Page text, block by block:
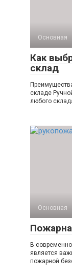
Основная
Как
склад
складе
любого
Основная
В
является
пожарной